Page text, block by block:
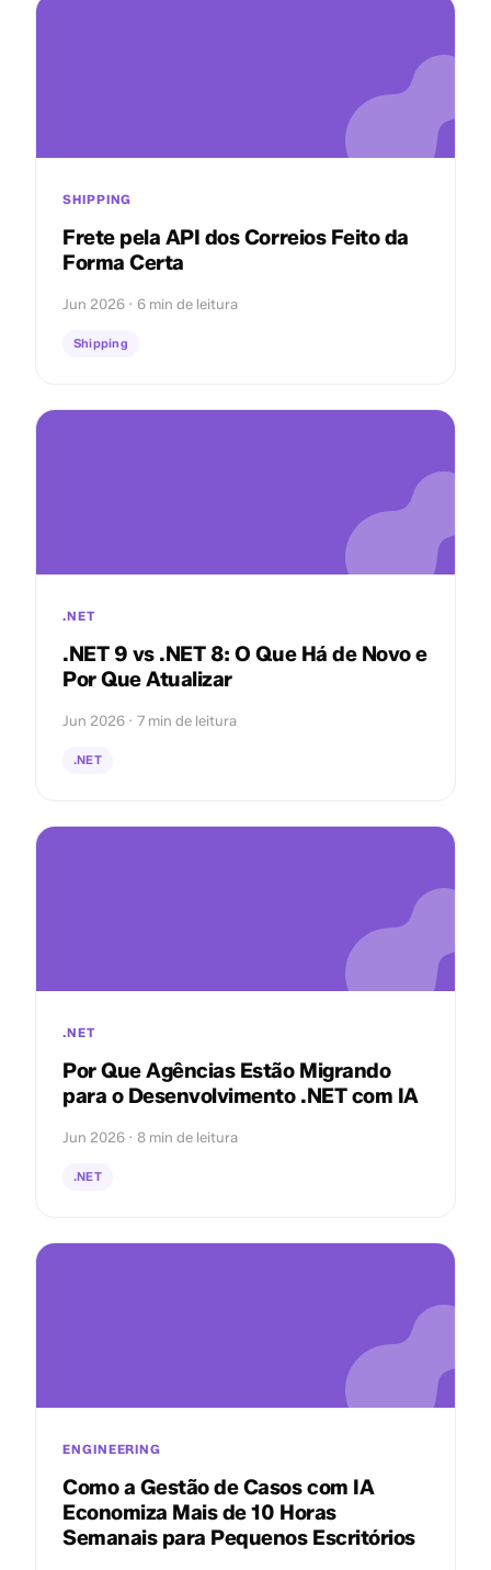
SHIPPING
Frete pela API dos Correios Feito da
Forma Certa
Jun 2026 · 6 min de leitura
Shipping
.NET
.NET 9 vs .NET 8: O Que Há de Novo e
Por Que Atualizar
Jun 2026 · 7 min de leitura
.NET
.NET
Por Que Agências Estão Migrando
para o Desenvolvimento .NET com IA
Jun 2026 · 8 min de leitura
.NET
ENGINEERING
Como a Gestão de Casos com IA
Economiza Mais de 10 Horas
Semanais para Pequenos Escritórios